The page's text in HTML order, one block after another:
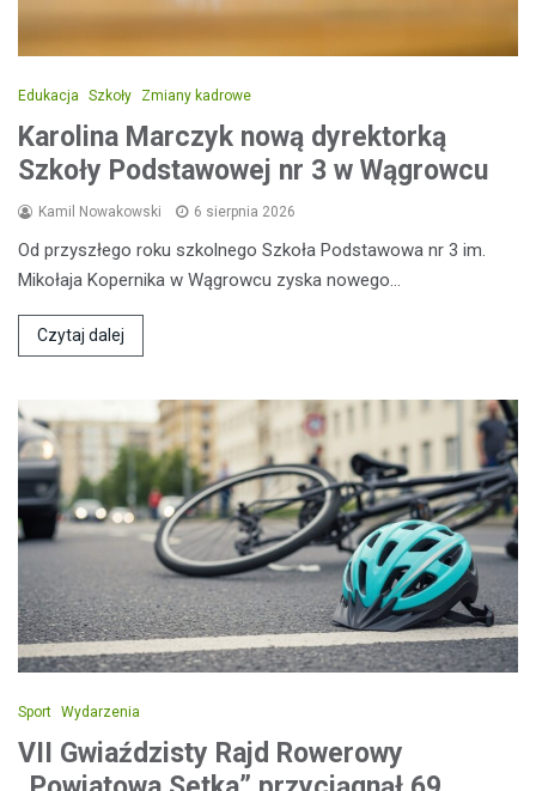
Edukacja Szkoły Zmiany kadrowe
Karolina Marczyk nową dyrektorką
Szkoły Podstawowej nr 3 w Wągrowcu
Kamil Nowakowski 6 sierpnia 2026
Od przyszłego roku szkolnego Szkoła Podstawowa nr 3 im.
Mikołaja Kopernika w Wągrowcu zyska nowego…
Czytaj dalej
Sport Wydarzenia
VII Gwiaździsty Rajd Rowerowy